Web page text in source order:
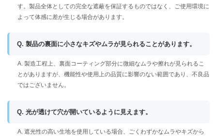
す。製品全体としての完全な遮蔽を保証するものではなく、ご使用環境に
よって体感に差が生じる場合があります。
Q. 製品の裏面に小さなキズやムラが見られることがあります。
A. 製造工程上、裏面コーティング部分に微細なムラや擦れが見られるこ
とがありますが、機能性や使用上の品質に影響のない範囲であり、不良品
ではございません。
Q. 光が透けて穴が開いているように見えます。
A. 遮光性の高い生地を使用している場合、ごくわずかなムラやキズから